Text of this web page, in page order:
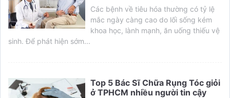
Các bệnh về tiêu hóa thường có tỷ lệ
mắc ngày càng cao do lối sống kém
khoa học, lành mạnh, ăn uống thiếu vệ
sinh. Để phát hiện sớm...
Top 5 Bác Sĩ Chữa Rụng Tóc giỏi
ở TPHCM nhiều người tin cậy